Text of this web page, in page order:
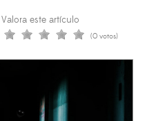
Valora este artículo
(0 votos)